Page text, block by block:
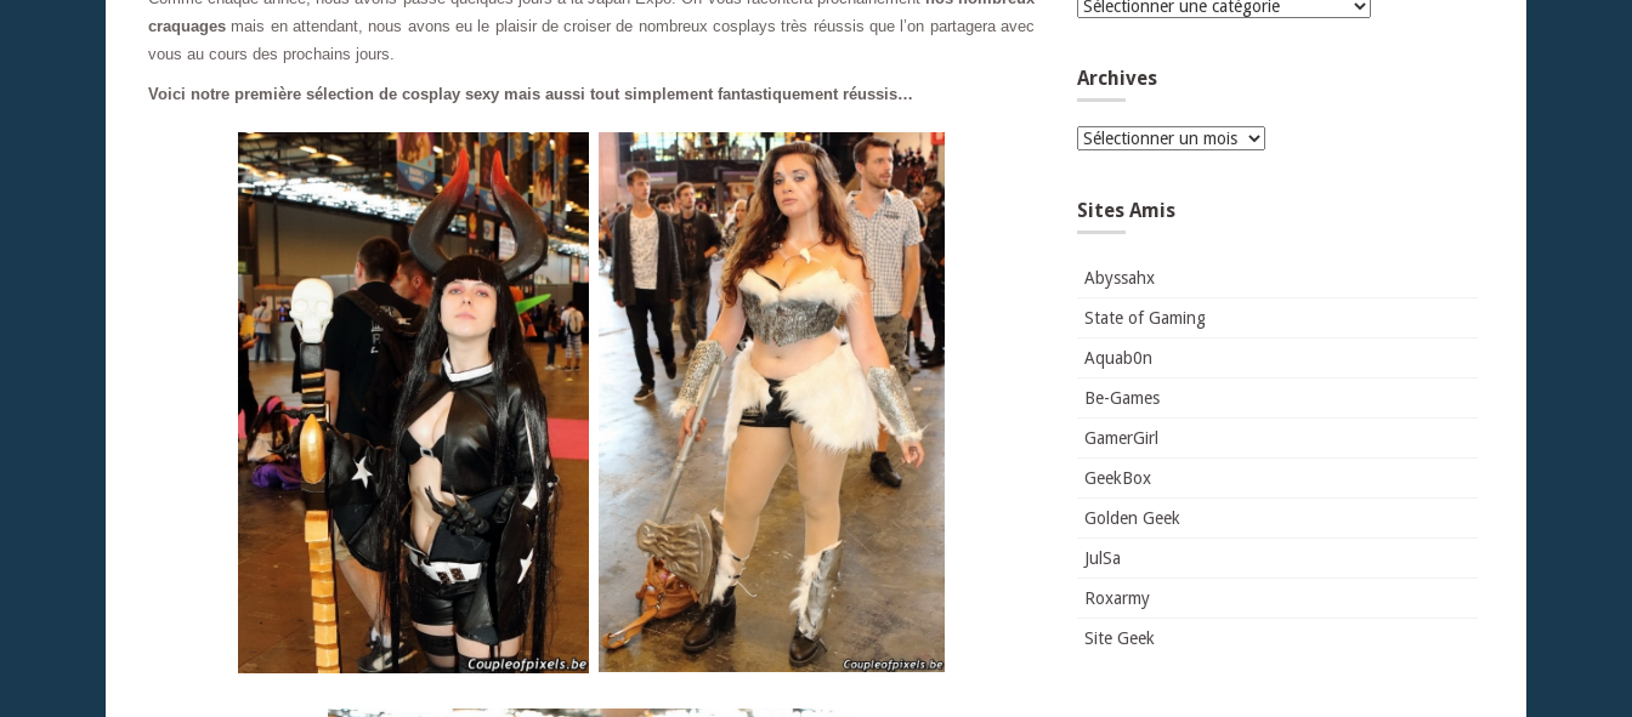
craquages mais en attendant, nous avons eu le plaisir de croiser de nombreux cosplays très réussis que l’on partagera avec
vous au cours des prochains jours.
Voici notre première sélection de cosplay sexy mais aussi tout simplement fantastiquement réussis…
Catégories
Archives
Archives
Sites Amis
Abyssahx
State of Gaming
Aquab0n
Be-Games
GamerGirl
GeekBox
Golden Geek
JulSa
Roxarmy
Site Geek